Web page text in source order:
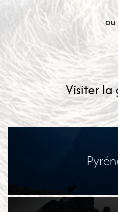
ou
Visiter la